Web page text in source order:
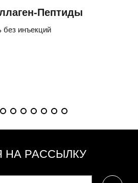
Пептиды
без инъекций
НА РАССЫЛКУ